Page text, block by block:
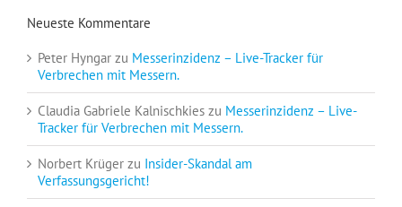
Neueste Kommentare
Peter Hyngar zu Messerinzidenz – Live-Tracker für
Verbrechen mit Messern.
Claudia Gabriele Kalnischkies zu Messerinzidenz – Live-
Tracker für Verbrechen mit Messern.
Norbert Krüger zu Insider-Skandal am
Verfassungsgericht!